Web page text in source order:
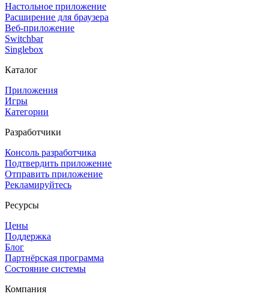
Настольное приложение
Расширение для браузера
Веб-приложение
Switchbar
Singlebox
Каталог
Приложения
Игры
Категории
Разработчики
Консоль разработчика
Подтвердить приложение
Отправить приложение
Рекламируйтесь
Ресурсы
Цены
Поддержка
Блог
Партнёрская программа
Состояние системы
Компания